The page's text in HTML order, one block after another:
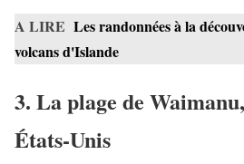
A LIRE Les randonnées à la
volcans d'Islande
3. La plage de
États-Unis